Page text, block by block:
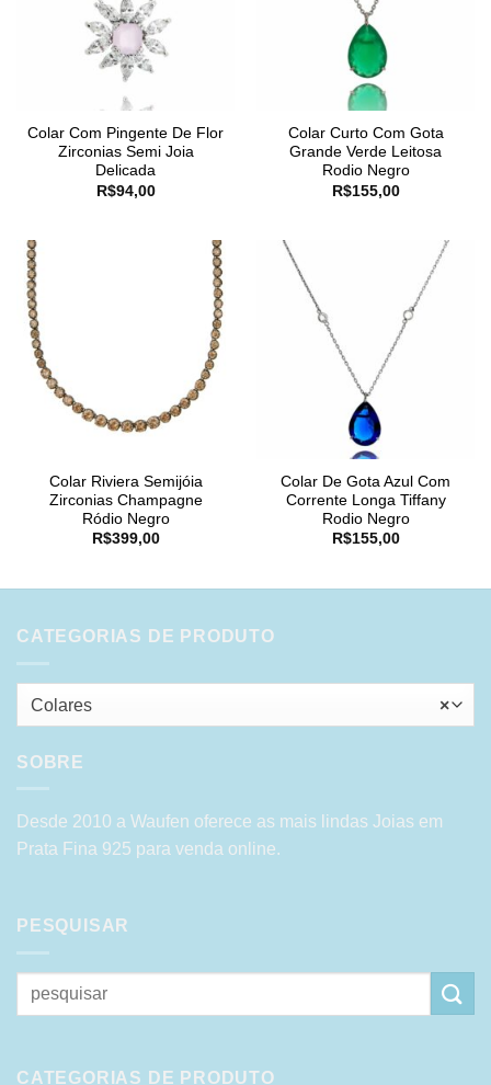
Colar Com Pingente De Flor
Zirconias Semi Joia
Delicada
R$94,00
Colar Curto Com Gota
Grande Verde Leitosa
Rodio Negro
R$155,00
Colar Riviera Semijóia
Zirconias Champagne
Ródio Negro
R$399,00
Colar De Gota Azul Com
Corrente Longa Tiffany
Rodio Negro
R$155,00
CATEGORIAS DE PRODUTO
×
Colares
SOBRE
Desde 2010 a Waufen oferece as mais lindas Joias em
Prata Fina 925 para venda online.
PESQUISAR
Pesquisar
por:
CATEGORIAS DE PRODUTO